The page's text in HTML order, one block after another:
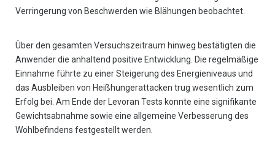
Verringerung von Beschwerden wie Blähungen beobachtet.
Über den gesamten Versuchszeitraum hinweg bestätigten die
Anwender die anhaltend positive Entwicklung. Die regelmäßige
Einnahme führte zu einer Steigerung des Energieniveaus und
das Ausbleiben von Heißhungerattacken trug wesentlich zum
Erfolg bei. Am Ende der Levoran Tests konnte eine signifikante
Gewichtsabnahme sowie eine allgemeine Verbesserung des
Wohlbefindens festgestellt werden.